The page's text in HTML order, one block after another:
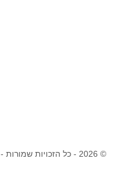
© 2026 - כל הזכויות שמורות - מוטי שפי - יוגה טרנסנדנטלית